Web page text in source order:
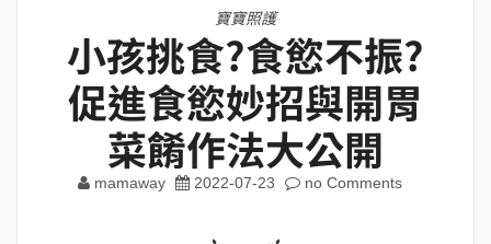
寶寶照護
小孩挑食?食慾不振?
促進食慾妙招與開胃
菜餚作法大公開
mamaway 2022-07-23 no Comments